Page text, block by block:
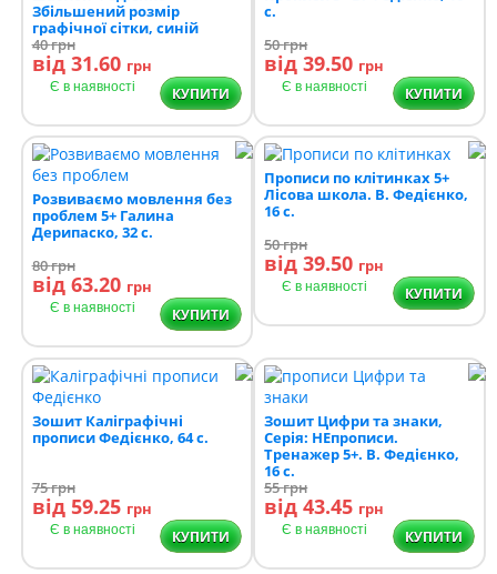
Збільшений розмір
графічної сітки, синій
40грн
від 31.60 грн
Є в наявності КУПИТИ
с.
50грн
від 39.50 грн
Є в наявності КУПИТИ
Розвиваємо мовлення без
проблем 5+ Галина
Дерипаско, 32 с.
80грн
від 63.20 грн
Є в наявності КУПИТИ
Прописи по клітинках 5+
Лісова школа. В. Федієнко,
16 с.
50грн
від 39.50 грн
Є в наявності КУПИТИ
Зошит Каліграфічні
прописи Федієнко, 64 с.
75грн
від 59.25 грн
Є в наявності КУПИТИ
Зошит Цифри та знаки,
Серія: НЕпрописи.
Тренажер 5+. В. Федієнко,
16 с.
55грн
від 43.45 грн
Є в наявності КУПИТИ